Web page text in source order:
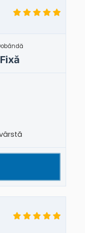
Fixă